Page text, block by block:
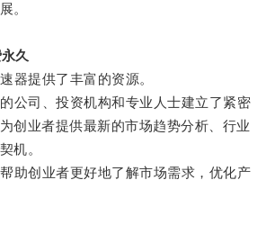
。
久
提供了丰富的资源。
司、投资机构和专业人士建立了紧密
创业者提供最新的市场趋势分析、行业
机。
创业者更好地了解市场需求，优化产